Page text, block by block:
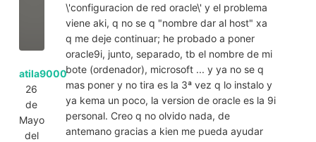
atila9000
26
de
Mayo
del
\'configuracion de red oracle\' y el problema
viene aki, q no se q "nombre dar al host" xa
q me deje continuar; he probado a poner
oracle9i, junto, separado, tb el nombre de mi
bote (ordenador), microsoft ... y ya no se q
mas poner y no tira es la 3ª vez q lo instalo y
ya kema un poco, la version de oracle es la 9i
personal. Creo q no olvido nada, de
antemano gracias a kien me pueda ayudar